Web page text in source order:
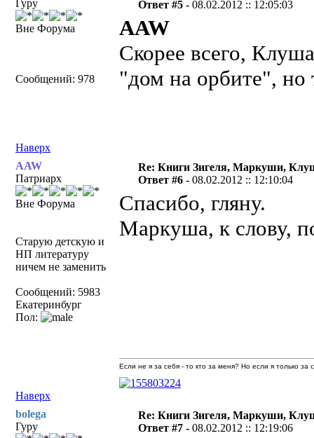
Гуру
Вне Форума
Сообщений: 978
Ответ #5 -08.02.2012 :: 12:05:03
AAW
Скорее всего,
"дом на орбите",
Наверх
AAW
Патриарх
Вне Форума
Старую детскую и
НП литературу
ничем не заменить
Сообщений: 5983
Екатеринбург
Пол:
Re: Книги Зигеля, Маркуши,
Ответ #6 -08.02.2012 :: 12:10:04
Спасибо, гляну.
Маркуша, к слову,
Наверх
Если не я за себя - то кто за меня? Но если я только
bolega
Гуру
Re: Книги Зигеля, Маркуши,
Ответ #7 -08.02.2012 :: 12:19:06